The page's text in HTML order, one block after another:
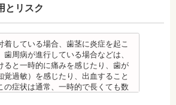
切歯（せっし：上下前歯各4本）、歯
患者様の場合、発症する事がありま
わせて歯並びを治していくため、一
悪い状態になることもあります。
から再度矯正が必要になることがあ
などにご協力いただけない場合、治
出る場合があります。
定愁訴が起こる場合がありますの
き気止め等、歯科医師の指示のもと
あります。
後の見た目に個人差が大きくあらわ
また、歯科医師との見解の相違も起
科医師とよくご相談ください。
ぎると、歯の根が短くなる「歯根吸
スクが高くなります。
、歯の動きを妨げる癖があった場
、口が大きく開かない、食事を噛む
る顎関節症を発症する場合がありま
神経失調症になることもあります。
矯正箇所が元に戻る場合もありま
の一部の歯並びにのみ対応できま
骨粗鬆症等、内科的にインプラント
のリカバリー治療ですが、その欠損
ではなく、全体のかみ合わせを提案
を選択するとよいでしょう。
ますが、麻酔を行うため、手術中に
とは基本的にありません。
外科学）
のクリーニングだけでは、虫歯や歯
なりません。
ングなどは継続して行う必要があり
をしていても、落とすことの出来な
の元となる歯垢・バイオフィルムを
器・技術によって除去する技術で
とリスク
着している場合、歯茎に炎症を起こ
歯周病が進行している場合などは、
ると一時的に痛みを感じたり、歯が
覚過敏）を感じたり、出血すること
の症状は通常、一時的で長くても数